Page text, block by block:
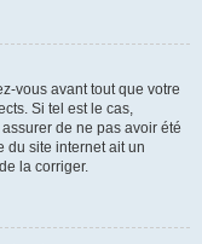
vous avant tout que votre
Si tel est le cas,
de ne pas avoir été
du site internet ait un
la corriger.